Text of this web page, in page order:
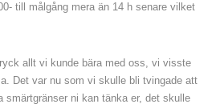
till målgång mera än 14 h senare vilket
allt vi kunde bära med oss, vi visste
Det var nu som vi skulle bli tvingade att
smärtgränser ni kan tänka er, det skulle